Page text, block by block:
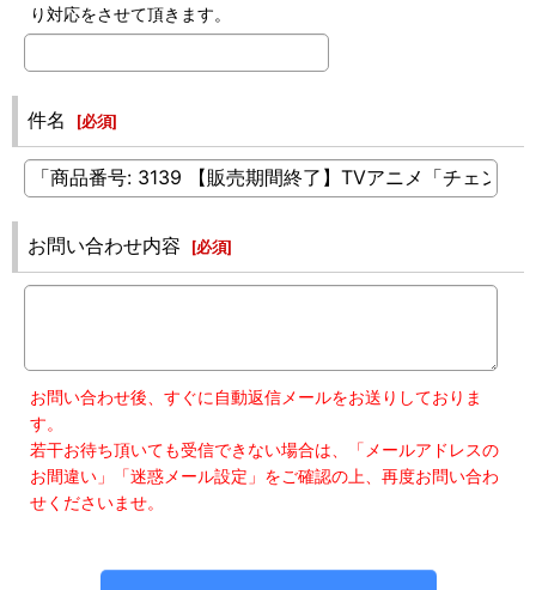
り対応をさせて頂きます。
件名 [必須]
お問い合わせ内容 [必須]
お問い合わせ後、すぐに自動返信メールをお送りしておりま
す。
若干お待ち頂いても受信できない場合は、「メールアドレスの
お間違い」「迷惑メール設定」をご確認の上、再度お問い合わ
せくださいませ。